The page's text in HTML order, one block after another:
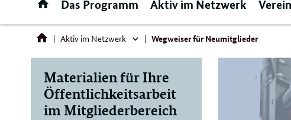
Startseite
Das Programm Aktiv im Netzwerk
Aktiv im Netzwerk
Aktiv
Netzwerk
Wegweiser für Neumitglieder
Materialien für Ihre
Öffentlichkeitsarbeit
im Mitgliederbereich